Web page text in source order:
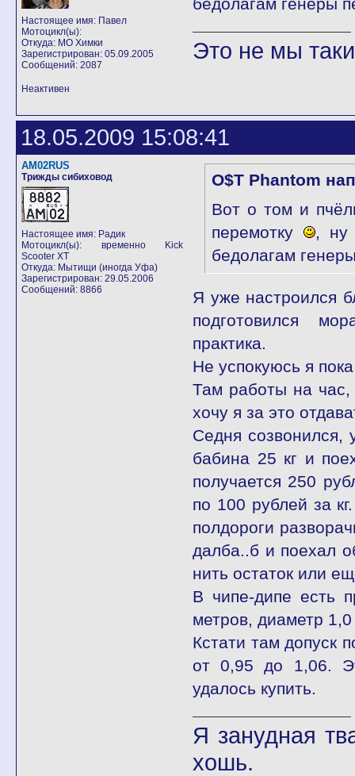
Настоящее имя: Павел
Мотоцикл(ы):
Откуда: МО Химки
Зарегистрирован: 05.09.2005
Сообщений: 2087
Это не мы
Неактивен
18.05.2009 15:08:41
AM02RUS
Трижды сибиховод
Настоящее имя: Радик
Мотоцикл(ы): временно Kick
Scooter XT
Откуда: Мытищи (иногда Уфа)
Зарегистрирован: 29.05.2006
Сообщений: 8866
O$T Phantom
Вот о том и
перемотку
, ну
бедолагам
Я уже настроился
подготовился
практика.
Не успокуюсь я
Там работы на
хочу я за это
Седня созвонился,
бабина 25 кг и
получается 250
по 100 рублей за
полдороги
далба..б и поехал
нить остаток или
В чипе-дипе есть
метров, диаметр
Кстати там допуск
от 0,95 до 1,06.
удалось купить.
Я занудная
хошь.